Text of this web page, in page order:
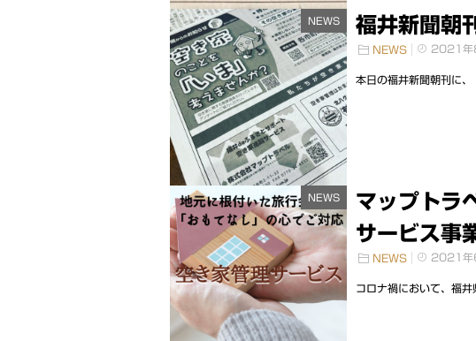
NEWS 福井新聞
NEWS 2021年
本日の福井新聞朝刊に、
NEWS
マップトラ
サービス事
NEWS 2021年
コロナ禍において、福井